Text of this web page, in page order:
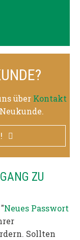
über Kontakt
ZU
Neues Passwort
Sollten